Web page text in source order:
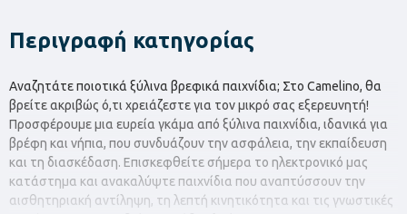
Περιγραφή κατηγορίας
Αναζητάτε ποιοτικά ξύλινα βρεφικά παιχνίδια; Στο Camelino, θα
βρείτε ακριβώς ό,τι χρειάζεστε για τον μικρό σας εξερευνητή!
Προσφέρουμε μια ευρεία γκάμα από ξύλινα παιχνίδια, ιδανικά για
βρέφη και νήπια, που συνδυάζουν την ασφάλεια, την εκπαίδευση
και τη διασκέδαση. Επισκεφθείτε σήμερα το ηλεκτρονικό μας
κατάστημα και ανακαλύψτε παιχνίδια που αναπτύσσουν την
αισθητηριακή αντίληψη, τη λεπτή κινητικότητα και τις γνωστικές